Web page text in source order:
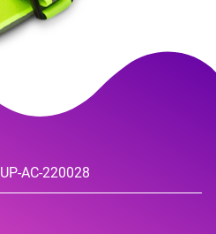
UP-AC-220028